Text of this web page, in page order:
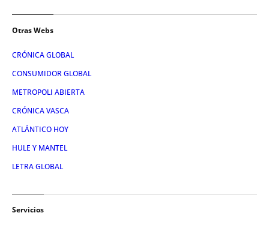
Otras Webs
CRÓNICA GLOBAL
CONSUMIDOR GLOBAL
METROPOLI ABIERTA
CRÓNICA VASCA
ATLÁNTICO HOY
HULE Y MANTEL
LETRA GLOBAL
Servicios